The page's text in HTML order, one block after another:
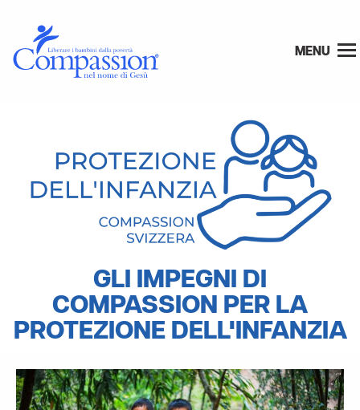
MENU
GLI IMPEGNI DI
COMPASSION PER LA
PROTEZIONE DELL'INFANZIA